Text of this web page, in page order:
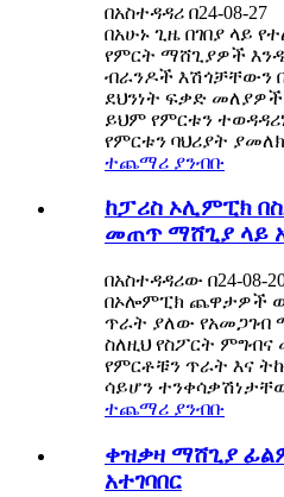
በአስተዳዳሪ በ24-08-27
በአሁኑ ጊዜ በገበያ ላይ
የምርት ማሸጊያዎች
ብራንዶች እሽጎቻቸውን
ደህንነት ፍቃድ
ይህም የምርቱን
የምርቱን ባህሪያት
ተጨማሪ ያንብቡ
ከፓሪስ ኦሊምፒክ
መጠጥ ማሸጊያ ላይ
በአስተዳዳሪው በ24-08-
በኦሎምፒክ ጨዋታዎች
ጥራት ያለው የአመጋገብ
ስለዚህ የስፖርት
የምርቶቹን ጥራት እና
ሳይሆን
ተጨማሪ ያንብቡ
ቀዝቃዛ ማሸጊያ
አተገባበር